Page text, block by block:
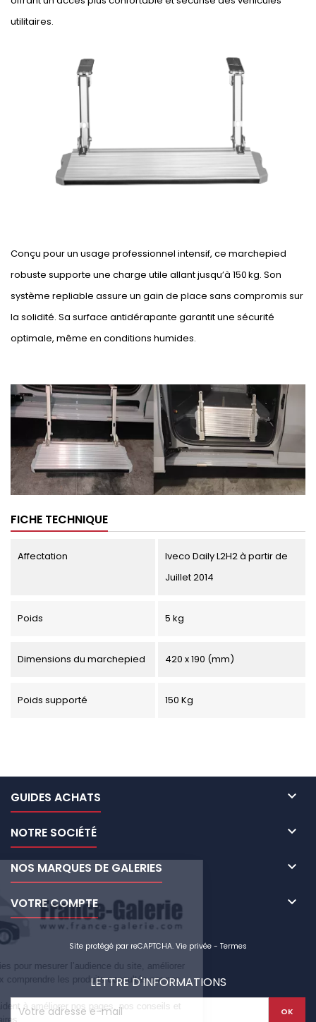
Nous utilisons des cookies pour mesurer l’audience du site, améliorer
votre navigation et mieux comprendre les produits consultés par nos
Ces informations nous aident à améliorer nos pages, nos conseils et
nos campagnes publicitaires.
utilitaires.
Conçu pour un usage professionnel intensif, ce marchepied
robuste supporte une charge utile allant jusqu’à 150 kg. Son
système repliable assure un gain de place sans compromis sur
la solidité. Sa surface antidérapante garantit une sécurité
optimale, même en conditions humides.
FICHE TECHNIQUE
Affectation
Iveco Daily L2H2 à partir de
Juillet 2014
Poids 5 kg
Dimensions du marchepied 420 x 190 (mm)
Poids supporté 150 Kg
GUIDES ACHATS 
NOTRE SOCIÉTÉ 
NOS MARQUES DE GALERIES 
VOTRE COMPTE 
Site protégé par reCAPTCHA. Vie privée - Termes
LETTRE D'INFORMATIONS